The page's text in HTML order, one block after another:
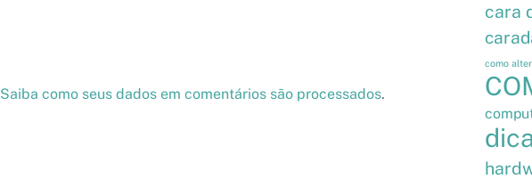
Saiba como seus dados em comentários são processados.
cara
como